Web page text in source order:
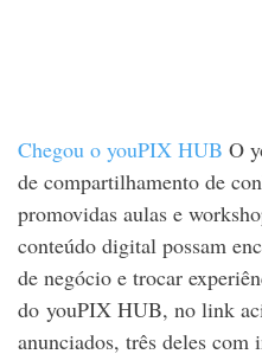
Chegou o youPIX HUB O
de compartilhamento de
promovidas aulas e
conteúdo digital possam
de negócio e trocar
do youPIX HUB, no link
anunciados, três deles com